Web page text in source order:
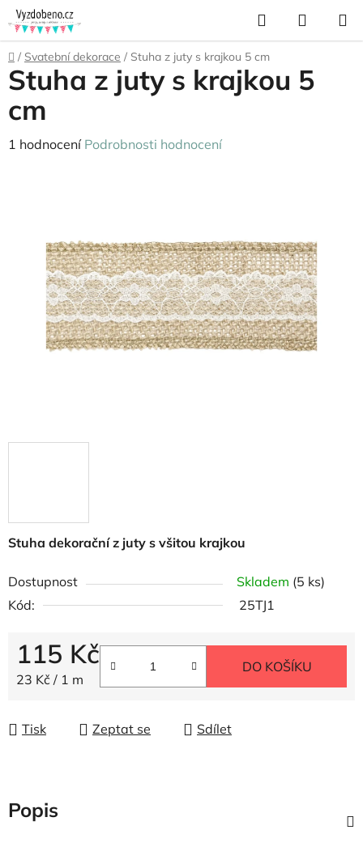
Přejít
na
obsah
Hledat
KOŠÍK
Domů
/ Svatební dekorace / Stuha z juty s krajkou 5 cm
Stuha dekorační z juty s všitou krajkou
Dostupnost Skladem (5 ks)
Kód:
25TJ1
115 Kč
Měrná cena:
23 Kč / 1 m
DO KOŠÍKU
Tisk Zeptat se Sdílet
Stuha z juty s krajkou 5
cm
Průměrné
hvězdiček.
1 hodnocení Podrobnosti hodnocení
Popis